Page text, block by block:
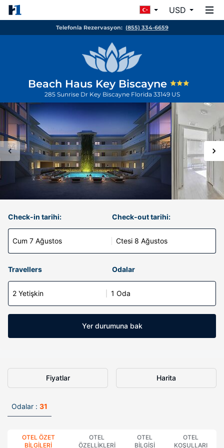
USD
Telefonla Rezervasyon: (855) 334-6659
Beach Haus Key Biscayne
285 Sunrise Dr Key Biscayne Florida 33149 US
Check-in tarihi:
Cum 7 Ağustos
Check-out tarihi:
Ctesi 8 Ağustos
Travellers Odalar
2 Yetişkin 1 Oda
Yer durumuna bak
Fiyatlar Harita
Odalar : 31
OTEL ÖZET
BILGILERI
OTEL
ÖZELLIKLERI
OTEL
BILGISI
OTEL
KOŞULLARI